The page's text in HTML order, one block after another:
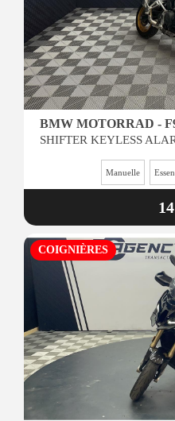
BMW MOTORRAD -
Manuelle
COIGNIÈRES